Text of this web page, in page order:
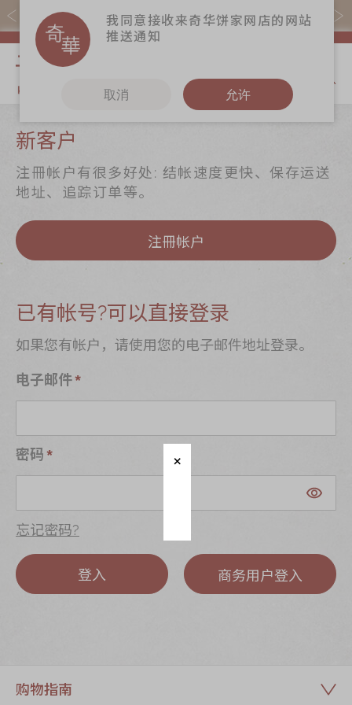
易赏钱会员凭推广码购买现货产品可赚易赏钱($5=1分)
关于奇华
奇华传奇
最新推广
商务销售
奇华网志
奇华饼食
贺年食品
手信礼品
时令食品
FRIENDS礼盒
所有产品
产品价目表
更多
奇华工作坊
EN 繁體
已有帐号?可以直接登录
如果您有帐户，请使用您的电子邮件地址登录。
电子邮件
密码
登入 商务用户登入
忘记密码?
新客户
注冊帐户有很多好处: 结帐速度更快、保存运送
地址、追踪订单等。
注冊帐户
购物指南
我同意接收来奇华饼家网店的网站
推送通知
取消 允许